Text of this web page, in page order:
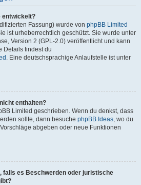
entwickelt?
Fassung) wurde von phpBB Limited
ist urheberrechtlich geschützt. Sie wurde unter
Version 2 (GPL-2.0) veröffentlicht und kann
Details findest du
. Eine deutschsprachige Anlaufstelle ist unter
enthalten?
Limited geschrieben. Wenn du denkst, dass
sollte, dann besuche phpBB Ideas, wo du
abgeben oder neue Funktionen
falls es Beschwerden oder juristische